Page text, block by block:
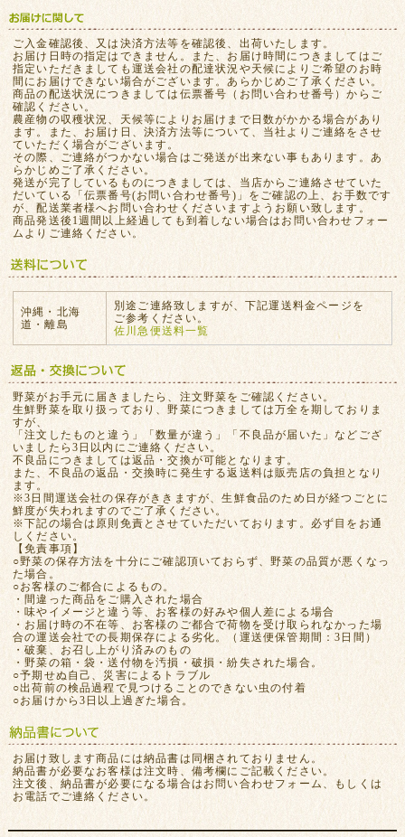
ご入金確認後、又は決済方法等を確認後、出荷いたします。
お届け日時の指定はできません。また、お届け時間につきましてはご
指定いただきましても運送会社の配達状況や天候によりご希望のお時
間にお届けできない場合がございます。あらかじめご了承ください。
商品の配送状況につきましては伝票番号（お問い合わせ番号）からご
確認ください。
農産物の収穫状況、天候等によりお届けまで日数がかかる場合があり
ます。また、お届け日、決済方法等について、当社よりご連絡をさせ
ていただく場合がございます。
その際、ご連絡がつかない場合はご発送が出来ない事もあります。あ
らかじめご了承ください。
発送が完了しているものにつきましては、当店からご連絡させていた
だいている「伝票番号(お問い合わせ番号)」をご確認の上、お手数です
が、配送業者様へお問い合わせくださいますようお願い致します。
商品発送後1週間以上経過しても到着しない場合はお問い合わせフォー
ムよりご連絡ください。
沖縄・北海
道・離島
別途ご連絡致しますが、下記運送料金ページを
ご参考ください。
佐川急便送料一覧
野菜がお手元に届きましたら、注文野菜をご確認ください。
生鮮野菜を取り扱っており、野菜につきましては万全を期しておりま
すが、
「注文したものと違う」「数量が違う」「不良品が届いた」などござ
いましたら3日以内にご連絡ください。
不良品につきましては返品・交換が可能となります。
また、不良品の返品・交換時に発生する返送料は販売店の負担となり
ます。
※3日間運送会社の保存がききますが、生鮮食品のため日が経つごとに
鮮度が失われますのでご了承ください。
※下記の場合は原則免責とさせていただいております。必ず目をお通
しください。
【免責事項】
○野菜の保存方法を十分にご確認頂いておらず、野菜の品質が悪くなっ
た場合。
○お客様のご都合によるもの。
・間違った商品をご購入された場合
・味やイメージと違う等、お客様の好みや個人差による場合
・お届け時の不在等、お客様のご都合で荷物を受け取られなかった場
合の運送会社での長期保存による劣化。（運送便保管期間：3日間）
・破棄、お召し上がり済みのもの
・野菜の箱・袋・送付物を汚損・破損・紛失された場合。
○予期せぬ自己、災害によるトラブル
○出荷前の検品過程で見つけることのできない虫の付着
○お届けから3日以上過ぎた場合。
お届け致します商品には納品書は同梱されておりません。
納品書が必要なお客様は注文時、備考欄にご記載ください。
注文後、納品書が必要になる場合はお問い合わせフォーム、もしくは
お電話でご連絡ください。